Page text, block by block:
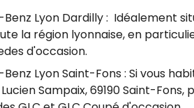
Lyon Dardilly : Idéalement
la région lyonnaise, en
d'occasion.
Lyon Saint-Fons : Si vous
Sampaix, 69190 Saint-